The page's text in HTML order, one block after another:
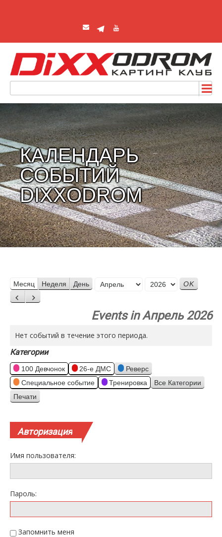
КАЛЕНДАРЬ
СОБЫТИЙ
DIXXODROM
Месяц Неделя День
Месяц
Назад
Вперед
Events in Апрель 2026
Нет событий в течение этого периода.
Категории
100 Девчонок 26-е ДМС
Реверс
Специальное событие
Тренировка Все Категории
Просмотр
Печати
Авторизация
Имя пользователя:
Пароль:
Запомнить меня